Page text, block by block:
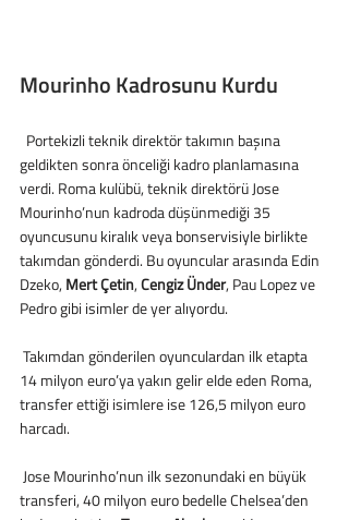
Mourinho Kadrosunu Kurdu
geldikten sonra önceliği kadro planlamasına
verdi. Roma kulübü, teknik direktörü Jose
Mourinho’nun kadroda düşünmediği 35
oyuncusunu kiralık veya bonservisiyle birlikte
takımdan gönderdi. Bu oyuncular arasında Edin
Dzeko, Mert Çetin, Cengiz Ünder, Pau Lopez ve
Pedro gibi isimler de yer alıyordu.
14 milyon euro’ya yakın gelir elde eden Roma,
transfer ettiği isimlere ise 126,5 milyon euro
harcadı.
transferi, 40 milyon euro bedelle Chelsea’den